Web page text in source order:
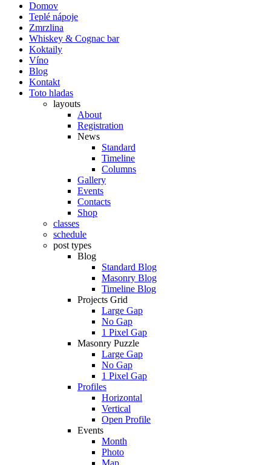
Domov
Teplé nápoje
Zmrzlina
Whiskey & Cognac bar
Koktaily
Víno
Blog
Kontakt
Toto hladas
layouts
About
Registration
News
Standard
Timeline
Columns
Gallery
Events
Contacts
Shop
classes
schedule
post types
Blog
Standard Blog
Masonry Blog
Timeline Blog
Projects Grid
Large Gap
No Gap
1 Pixel Gap
Masonry Puzzle
Large Gap
No Gap
1 Pixel Gap
Profiles
Horizontal
Vertical
Open Profile
Events
Month
Photo
Map